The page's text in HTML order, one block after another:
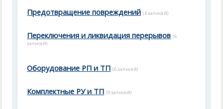
Предотвращение повреждений (4 записей)
Переключения и ликвидация перерывов (6
записей)
Оборудование РП и ТП (6 записей)
Комплектные РУ и ТП (9 записей)